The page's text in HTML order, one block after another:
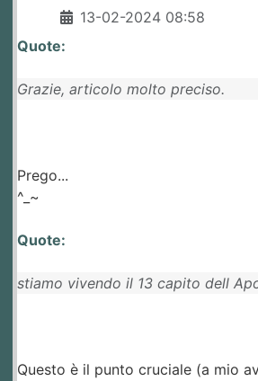
13-02-2024 08:58
Quote:
Grazie, articolo molto preciso.
Prego...
^_~
Quote:
stiamo vivendo il 13 capito dell
Questo è il punto cruciale (a mio